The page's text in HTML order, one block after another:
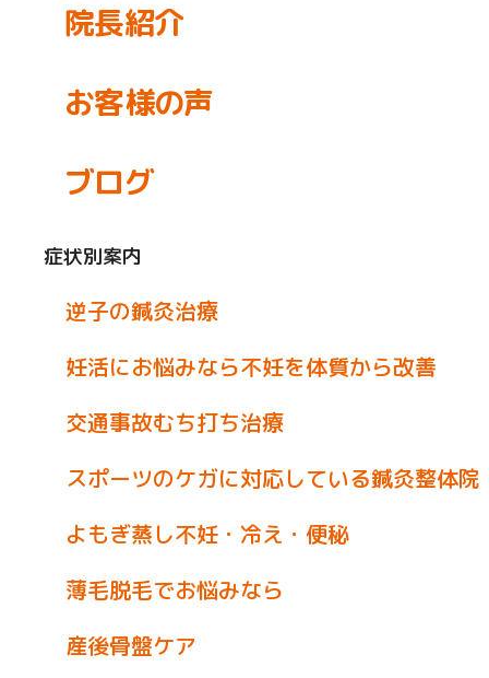
院長紹介
お客様の声
ブログ
症状別案内
逆子の鍼灸治療
妊活にお悩みなら不妊を体質から改善
交通事故むち打ち治療
スポーツのケガに対応している鍼灸整体院
よもぎ蒸し不妊・冷え・便秘
薄毛脱毛でお悩みなら
産後骨盤ケア